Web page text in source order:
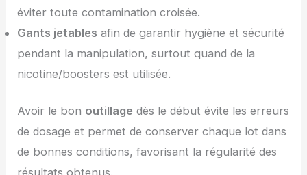
éviter toute contamination croisée.
Gants jetables afin de garantir hygiène et sécurité
pendant la manipulation, surtout quand de la
nicotine/boosters est utilisée.
Avoir le bon outillage dès le début évite les erreurs
de dosage et permet de conserver chaque lot dans
de bonnes conditions, favorisant la régularité des